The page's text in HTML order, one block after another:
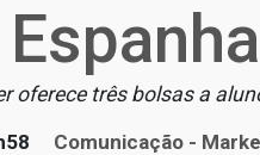
Espanha
oferece três bolsas a
Comunicação -